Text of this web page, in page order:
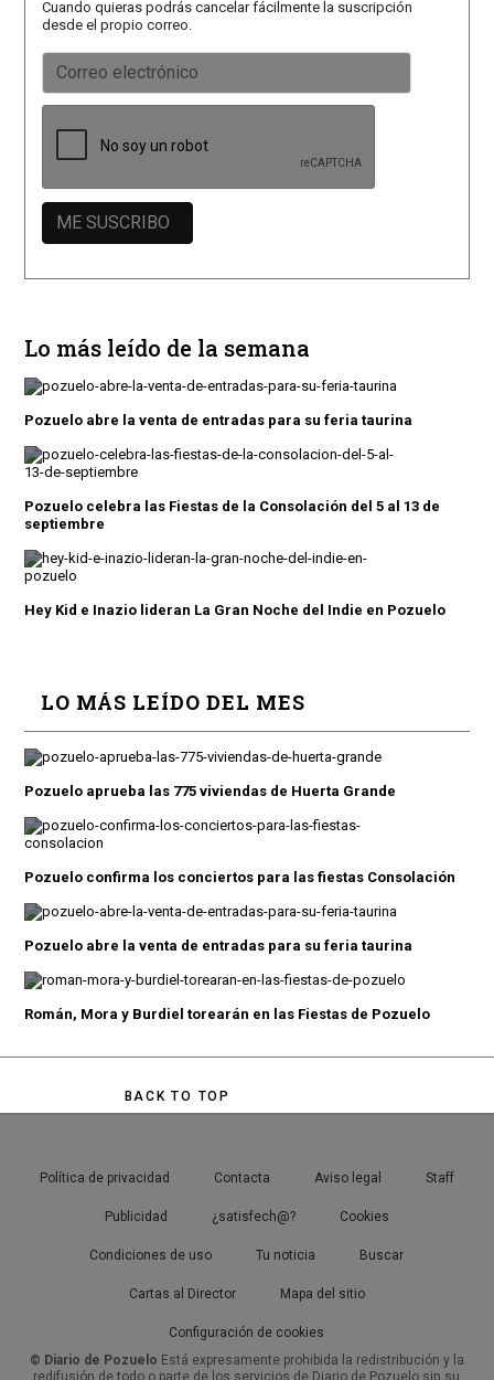
Cuando quieras podrás cancelar fácilmente la suscripción
desde el propio correo.
Lo más leído de la semana
Pozuelo abre la venta de entradas para su feria taurina
Pozuelo celebra las Fiestas de la Consolación del 5 al 13 de
septiembre
Hey Kid e Inazio lideran La Gran Noche del Indie en Pozuelo
LO MÁS LEÍDO DEL MES
Pozuelo aprueba las 775 viviendas de Huerta Grande
Pozuelo confirma los conciertos para las fiestas Consolación
Pozuelo abre la venta de entradas para su feria taurina
Román, Mora y Burdiel torearán en las Fiestas de Pozuelo
BACK TO TOP
Política de privacidad Contacta Aviso legal Staff
Publicidad ¿satisfech@? Cookies
Condiciones de uso Tu noticia Buscar
Cartas al Director Mapa del sitio
Configuración de cookies
© Diario de Pozuelo Está expresamente prohibida la redistribución y la
redifusión de todo o parte de los servicios de Diario de Pozuelo sin su